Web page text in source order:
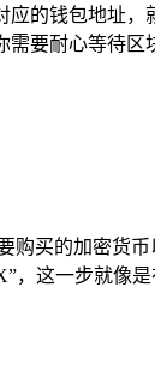
应的钱包地址
需要耐心等待
购买的加密货
这一步就像